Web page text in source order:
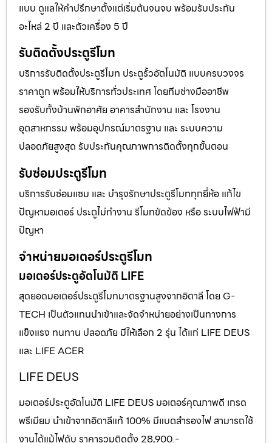
แบบ ดูแลให้คำปรึกษาตั้งแต่เริ่มต้นจนจบ พร้อมรับประกัน
อะไหล่ 2 ปี และตัวเครื่อง 5 ปี
รับติดตั้งประตูรีโมท
บริการรับติดตั้งประตูรีโมท ประตูรั้วอัตโนมัติ แบบครบวงจร
ราคาถูก พร้อมให้บริการทั่วประเทศ โดยทีมช่างมืออาชีพ
รองรับทั้งบ้านพักอาศัย อาคารสำนักงาน และ โรงงาน
อุตสาหกรรม พร้อมอุปกรณ์มาตรฐาน และ ระบบความ
ปลอดภัยสูงสุด รับประกันคุณภาพการติดตั้งทุกขั้นตอน
รับซ่อมประตูรีโมท
บริการรับซ่อมแซม และ บำรุงรักษาประตูรีโมททุกยี่ห้อ แก้ไข
ปัญหามอเตอร์ ประตูไม่ทำงาน รีโมทขัดข้อง หรือ ระบบไฟฟ้ามี
ปัญหา
จำหน่ายมอเตอร์ประตูรีโมท
มอเตอร์ประตูอัตโนมัติ LIFE
สุดยอดมอเตอร์ประตูรีโมทมาตรฐานสูงจากอิตาลี โดย G-
TECH เป็นตัวแทนนำเข้าและจัดจำหน่ายอย่างเป็นทางการ
แข็งแรง ทนทาน ปลอดภัย มีให้เลือก 2 รุ่น ได้แก่ LIFE DEUS
และ LIFE ACER
LIFE DEUS
มอเตอร์ประตูอัตโนมัติ LIFE DEUS มอเตอร์คุณภาพดี เกรด
พรีเมียม นำเข้าจากอิตาลีแท้ 100% มีแบตสำรองไฟ สามารถใช้
งานได้แม้ไฟดับ ราคารวมติดตั้ง 28,900.-